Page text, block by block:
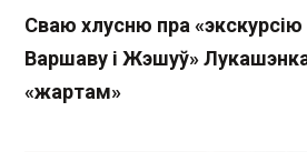
Сваю хлусню пра «экскурсію
Варшаву і Жэшуў»
«жартам»